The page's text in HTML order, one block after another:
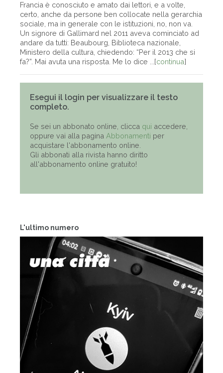
L'ultimo numero
Francia è conosciuto e amato dai lettori, e a volte,
certo, anche da persone ben collocate nella gerarchia
sociale, ma in generale con le istituzioni, no, non va.
Un signore di Gallimard nel 2011 aveva cominciato ad
andare da tutti: Beaubourg, Biblioteca nazionale,
Ministero della cultura, chiedendo: “Per il 2013 che si
fa?”. Mai avuta una risposta. Me lo dice ...[continua]
Esegui il login per visualizzare il testo
completo.
Se sei un abbonato online, clicca qui accedere,
oppure vai alla pagina Abbonamenti per
acquistare l'abbonamento online.
Gli abbonati alla rivista hanno diritto
all'abbonamento online gratuito!